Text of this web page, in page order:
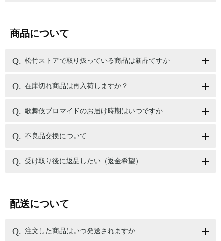
商品について
松竹ストアで取り扱っている商品は新品ですか
在庫切れ商品は再入荷しますか？
歌舞伎ブロマイドのお届け時期はいつですか
不良品交換について
受け取り後に返品したい（返金希望）
配送について
注文した商品はいつ発送されますか